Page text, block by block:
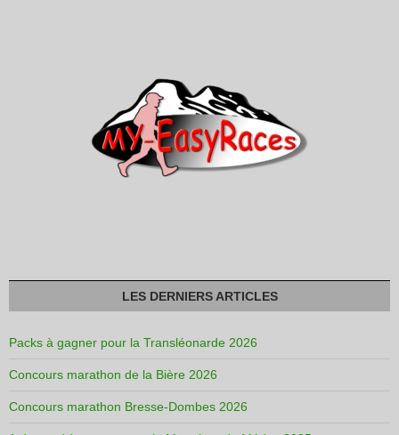
LES DERNIERS ARTICLES
Packs à gagner pour la Transléonarde 2026
Concours marathon de la Bière 2026
Concours marathon Bresse-Dombes 2026